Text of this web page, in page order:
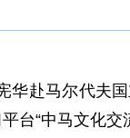
华赴马尔代夫
台“中马文化交